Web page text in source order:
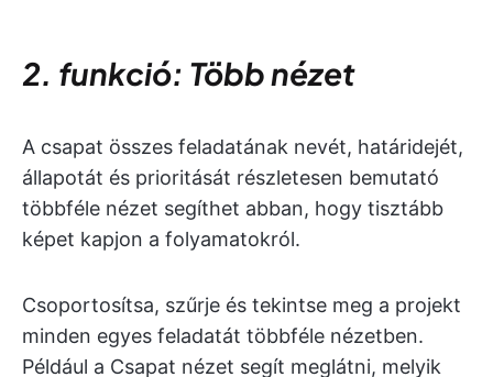
2. funkció: Több nézet
A csapat összes feladatának nevét, határidejét,
állapotát és prioritását részletesen bemutató
többféle nézet segíthet abban, hogy tisztább
képet kapjon a folyamatokról.
Csoportosítsa, szűrje és tekintse meg a projekt
minden egyes feladatát többféle nézetben.
Például a Csapat nézet segít meglátni, melyik